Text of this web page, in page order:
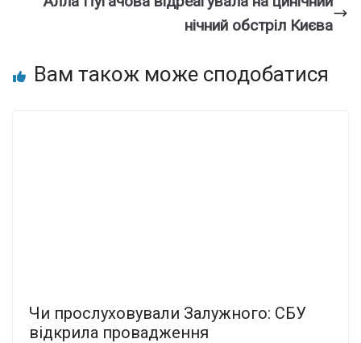
нiчний обcтріл Києва
Вам також може сподобатися
Чи прослуховували Залужного: СБУ
відкрила провадження